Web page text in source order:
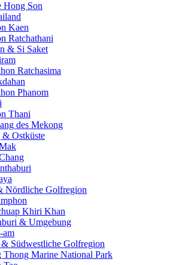
Hong Son
Kaen
Ratchathani
& Si Saket
Ratchasima
Phanom
Thani
des Mekong
Ostküste
Nördliche Golfregion
Khiri Khan
& Umgebung
am
Südwestliche Golfregion
Thong Marine National Park